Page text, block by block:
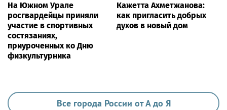
На Южном Урале
росгвардейцы приняли
участие в спортивных
состязаниях,
приуроченных ко Дню
физкультурника
Кажетта Ахметжанова:
как пригласить добрых
духов в новый дом
Все города России от А до Я